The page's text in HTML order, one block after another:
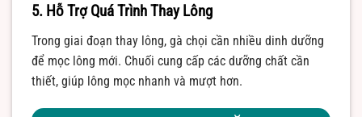
5. Hỗ Trợ Quá Trình Thay Lông
Trong giai đoạn thay lông, gà chọi cần nhiều dinh dưỡng
để mọc lông mới. Chuối cung cấp các dưỡng chất cần
thiết, giúp lông mọc nhanh và mượt hơn.